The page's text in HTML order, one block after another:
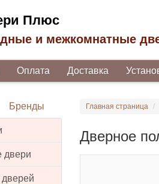
Плюс
и межкомнатные
Оплата Доставка
Бренды
двери
Главная страница
Дверное